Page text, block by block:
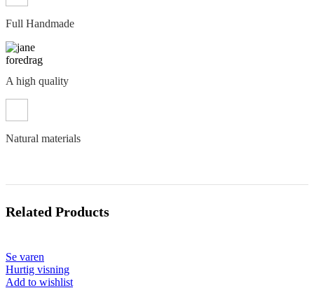
Full Handmade
A high quality
Natural materials
Related Products
Se varen
Hurtig visning
Add to wishlist